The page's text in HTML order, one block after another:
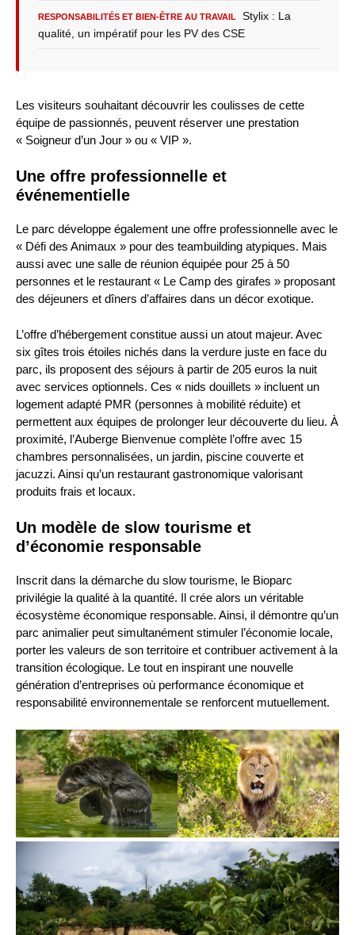
RESPONSABILITÉS ET BIEN-ÊTRE AU TRAVAIL
Stylix : La
qualité, un impératif pour les PV des CSE
Les visiteurs souhaitant découvrir les coulisses de cette
équipe de passionnés, peuvent réserver une prestation
« Soigneur d’un Jour » ou « VIP ».
Une offre professionnelle et
événementielle
Le parc développe également une offre professionnelle avec le
« Défi des Animaux » pour des teambuilding atypiques. Mais
aussi avec une salle de réunion équipée pour 25 à 50
personnes et le restaurant « Le Camp des girafes » proposant
des déjeuners et dîners d’affaires dans un décor exotique.
L’offre d’hébergement constitue aussi un atout majeur. Avec
six gîtes trois étoiles nichés dans la verdure juste en face du
parc, ils proposent des séjours à partir de 205 euros la nuit
avec services optionnels. Ces « nids douillets » incluent un
logement adapté PMR (personnes à mobilité réduite) et
permettent aux équipes de prolonger leur découverte du lieu. À
proximité, l’Auberge Bienvenue complète l’offre avec 15
chambres personnalisées, un jardin, piscine couverte et
jacuzzi. Ainsi qu’un restaurant gastronomique valorisant
produits frais et locaux.
Un modèle de slow tourisme et
d’économie responsable
Inscrit dans la démarche du slow tourisme, le Bioparc
privilégie la qualité à la quantité. Il crée alors un véritable
écosystème économique responsable. Ainsi, il démontre qu’un
parc animalier peut simultanément stimuler l’économie locale,
porter les valeurs de son territoire et contribuer activement à la
transition écologique. Le tout en inspirant une nouvelle
génération d’entreprises où performance économique et
responsabilité environnementale se renforcent mutuellement.